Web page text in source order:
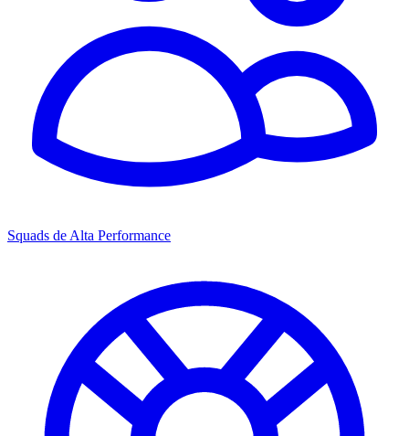
Squads de Alta Performance